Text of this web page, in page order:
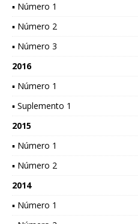
▪ Número 1
▪ Número 2
▪ Número 3
2016
▪ Número 1
▪ Suplemento 1
2015
▪ Número 1
▪ Número 2
2014
▪ Número 1